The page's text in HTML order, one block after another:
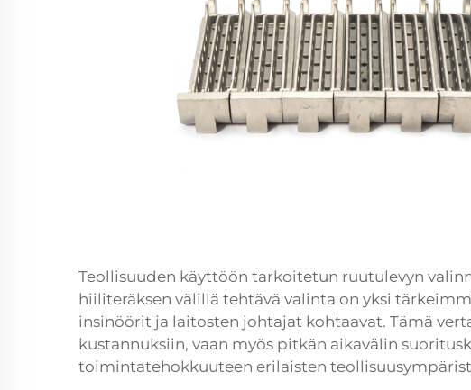
Teollisuuden käyttöön tarkoitetun ruutulevyn
hiiliteräksen välillä tehtävä valinta on yksi
insinöörit ja laitosten johtajat kohtaavat. Tämä
kustannuksiin, vaan myös pitkän aikavälin
toimintatehokkuuteen erilaisten